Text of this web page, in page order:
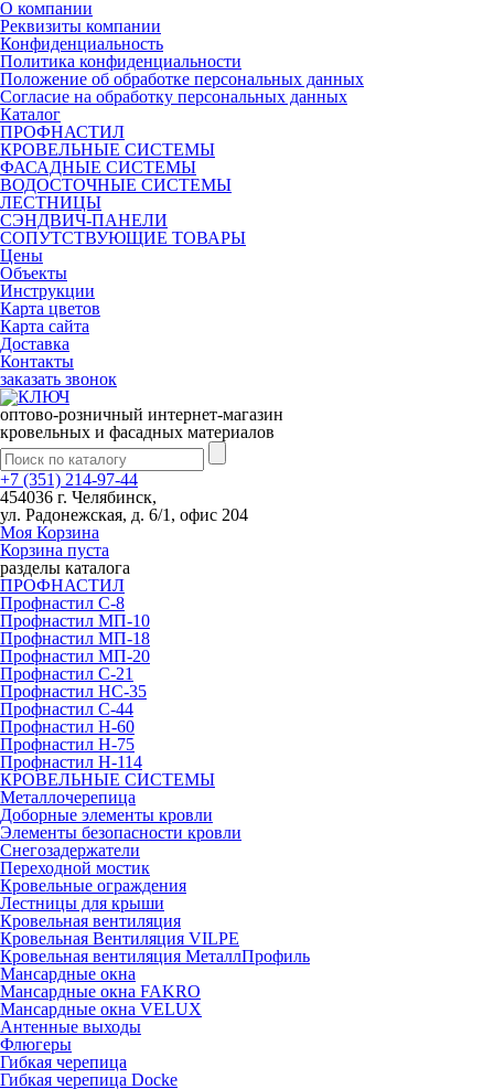
О компании
Реквизиты компании
Конфиденциальность
Политика конфиденциальности
Положение об обработке персональных данных
Согласие на обработку персональных данных
Каталог
ПРОФНАСТИЛ
КРОВЕЛЬНЫЕ СИСТЕМЫ
ФАСАДНЫЕ СИСТЕМЫ
ВОДОСТОЧНЫЕ СИСТЕМЫ
ЛЕСТНИЦЫ
СЭНДВИЧ-ПАНЕЛИ
СОПУТСТВУЮЩИЕ ТОВАРЫ
Цены
Объекты
Инструкции
Карта цветов
Карта сайта
Доставка
Контакты
заказать звонок
оптово-розничный интернет-магазин
кровельных и фасадных материалов
+7 (351) 214-97-44
454036 г. Челябинск,
ул. Радонежская, д. 6/1, офис 204
Моя Корзина
Корзина пуста
разделы каталога
ПРОФНАСТИЛ
Профнастил С-8
Профнастил МП-10
Профнастил МП-18
Профнастил МП-20
Профнастил С-21
Профнастил НС-35
Профнастил С-44
Профнастил Н-60
Профнастил Н-75
Профнастил Н-114
КРОВЕЛЬНЫЕ СИСТЕМЫ
Металлочерепица
Доборные элементы кровли
Элементы безопасности кровли
Снегозадержатели
Переходной мостик
Кровельные ограждения
Лестницы для крыши
Кровельная вентиляция
Кровельная Вентиляция VILPE
Кровельная вентиляция МеталлПрофиль
Мансардные окна
Мансардные окна FAKRO
Мансардные окна VELUX
Антенные выходы
Флюгеры
Гибкая черепица
Гибкая черепица Docke